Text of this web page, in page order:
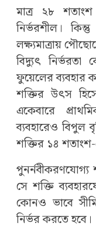
মাত্র ২৮
নির্ভরশীল। কিন্তু
লক্ষ্যমাত্রায়
বিদ্যুৎ
ফুয়েলের ব্যবহার
শক্তির উৎস
একেবারে
ব্যবহারেও বিপুল
শক্তির ১৪
সে শক্তি
কোনও ভাবে
নির্ভর করতে হবে।